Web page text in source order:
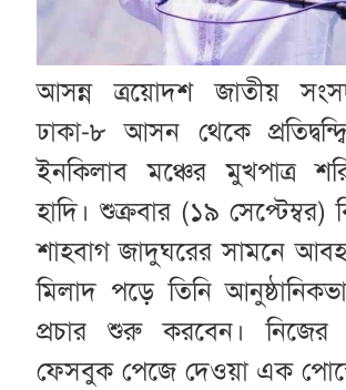
আসন্ন ত্রয়োদশ জাতীয় সংসদ
ঢাকা-৮ আসন থেকে
ইনকিলাব মঞ্চের মুখপাত্র
হাদি। শুক্রবার (১৯ সেপ্টেম্বর)
শাহবাগ জাদুঘরের সামনে
মিলাদ পড়ে তিনি
প্রচার শুরু করবেন। নিজের
ফেসবুক পেজে দেওয়া এক